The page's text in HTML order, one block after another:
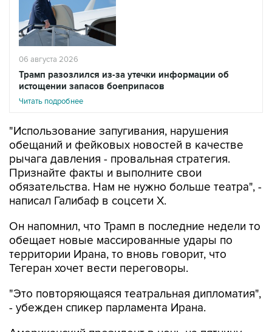
06 августа 2026
Трамп разозлился из-за утечки информации об
истощении запасов боеприпасов
Читать подробнее
"Использование запугивания, нарушения
обещаний и фейковых новостей в качестве
рычага давления - провальная стратегия.
Признайте факты и выполните свои
обязательства. Нам не нужно больше театра", -
написал Галибаф в соцсети X.
Он напомнил, что Трамп в последние недели то
обещает новые массированные удары по
территории Ирана, то вновь говорит, что
Тегеран хочет вести переговоры.
"Это повторяющаяся театральная дипломатия",
- убежден спикер парламента Ирана.